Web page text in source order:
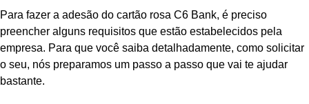
Para fazer a adesão do cartão rosa C6 Bank, é preciso
preencher alguns requisitos que estão estabelecidos pela
empresa. Para que você saiba detalhadamente, como solicitar
o seu, nós preparamos um passo a passo que vai te ajudar
bastante.